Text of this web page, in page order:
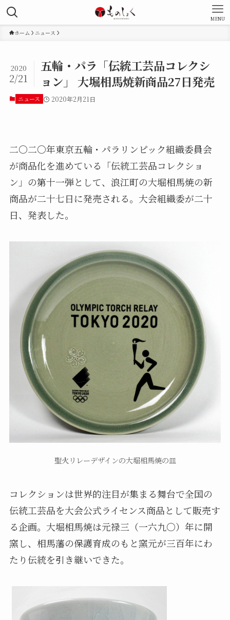
MENU
ホーム ニュース
五輪・パラ「伝統工芸品コレクシ
ョン」 大堀相馬焼新商品27日発売
2020
2/21
ニュース 2020年2月21日
二〇二〇年東京五輪・パラリンピック組織委員会
が商品化を進めている「伝統工芸品コレクショ
ン」の第十一弾として、浪江町の大堀相馬焼の新
商品が二十七日に発売される。大会組織委が二十
日、発表した。
聖火リレーデザインの大堀相馬焼の皿
コレクションは世界的注目が集まる舞台で全国の
伝統工芸品を大会公式ライセンス商品として販売す
る企画。大堀相馬焼は元禄三（一六九〇）年に開
窯し、相馬藩の保護育成のもと窯元が三百年にわ
たり伝統を引き継いできた。